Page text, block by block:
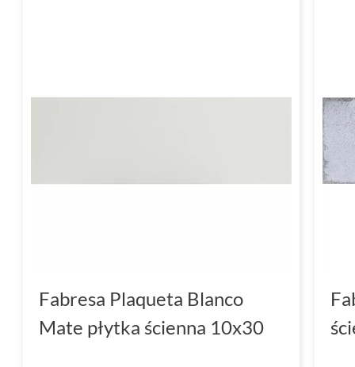
Fabresa Plaqueta Blanco
Mate płytka ścienna 10x30